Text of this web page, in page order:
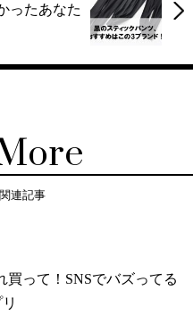
ったあなた
連記事
買って！SNSでバズってる